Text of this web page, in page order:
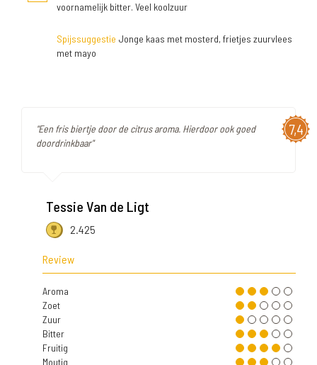
voornamelijk bitter. Veel koolzuur
Spijssuggestie Jonge kaas met mosterd, frietjes zuurvlees
met mayo
7,4
"Een fris biertje door de citrus aroma. Hierdoor ook goed
doordrinkbaar"
Tessie Van de Ligt
2.425
Review
Aroma
Zoet
Zuur
Bitter
Fruitig
Moutig